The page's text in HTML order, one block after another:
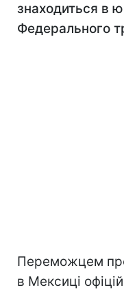
знаходиться в
Федерального
Переможцем
в Мексиці